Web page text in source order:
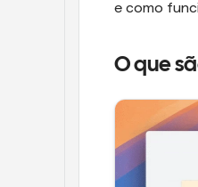
e como
O que